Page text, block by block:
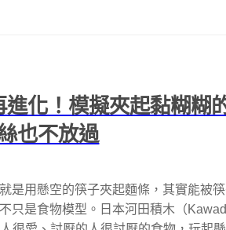
進化！模擬夾起黏糊糊
也不放過
是用懸空的筷子夾起麵條，其實能被
只是食物模型。日本河田積木（